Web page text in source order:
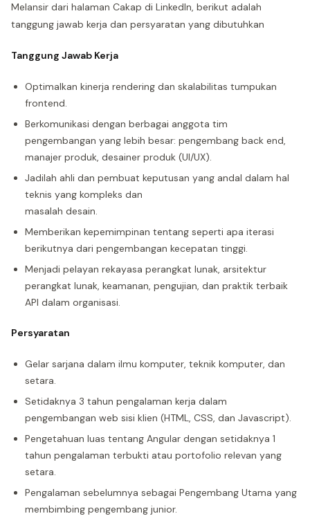
Melansir dari halaman Cakap di LinkedIn, berikut adalah
tanggung jawab kerja dan persyaratan yang dibutuhkan
Tanggung Jawab Kerja
Optimalkan kinerja rendering dan skalabilitas tumpukan
frontend.
Berkomunikasi dengan berbagai anggota tim
pengembangan yang lebih besar: pengembang back end,
manajer produk, desainer produk (UI/UX).
Jadilah ahli dan pembuat keputusan yang andal dalam hal
teknis yang kompleks dan
masalah desain.
Memberikan kepemimpinan tentang seperti apa iterasi
berikutnya dari pengembangan kecepatan tinggi.
Menjadi pelayan rekayasa perangkat lunak, arsitektur
perangkat lunak, keamanan, pengujian, dan praktik terbaik
API dalam organisasi.
Persyaratan
Gelar sarjana dalam ilmu komputer, teknik komputer, dan
setara.
Setidaknya 3 tahun pengalaman kerja dalam
pengembangan web sisi klien (HTML, CSS, dan Javascript).
Pengetahuan luas tentang Angular dengan setidaknya 1
tahun pengalaman terbukti atau portofolio relevan yang
setara.
Pengalaman sebelumnya sebagai Pengembang Utama yang
membimbing pengembang junior.